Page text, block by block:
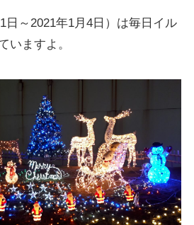
日～2021年1月4日）は毎日イル
いますよ。